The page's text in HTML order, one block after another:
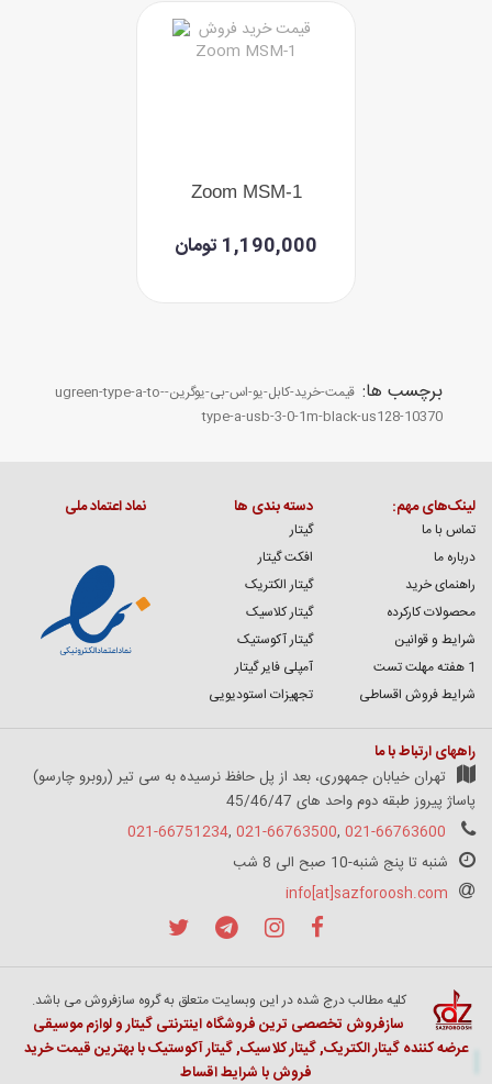
Zoom MSM-1
1,190,000 تومان
برچسب ها:
قیمت-خرید-کابل-یو-اس-بی-یوگرین-ugreen-type-a-to-
type-a-usb-3-0-1m-black-us128-10370
لینک‌های مهم:
تماس با ما
درباره ما
راهنمای خرید
محصولات کارکرده
شرایط و قوانین
1 هفته مهلت تست
شرایط فروش اقساطی
دسته بندی ها
گیتار
افکت گیتار
گیتار الکتریک
گیتار کلاسیک
گیتار آکوستیک
آمپلی فایر گیتار
تجهیزات استودیویی
نماد اعتماد ملی
راههای ارتباط با ما
تهران خیابان جمهوری، بعد از پل حافظ نرسیده به سی تیر (روبرو چارسو)
پاساژ پیروز طبقه دوم واحد های 45/46/47
021-66763600
,
021-66763500
,
021-66751234
شنبه تا پنج شنبه-10 صبح الی 8 شب
info[at]sazforoosh.com
کلیه مطالب درج شده در این وبسایت متعلق به گروه سازفروش می باشد.
سازفروش تخصصی ترین فروشگاه اینترنتی گیتار و لوازم موسیقی
عرضه کننده گیتار الکتریک, گیتار کلاسیک, گیتار آکوستیک با بهترین قیمت خرید
فروش با شرایط اقساط